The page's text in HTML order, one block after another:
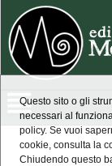
Questo sito o gli
necessari al
policy. Se vuoi
cookie, consulta la
Chiudendo questo